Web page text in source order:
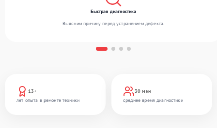
13+
лет опыта в ремонте техники
30 мин
среднее время диагностики
Быстрая диагностика
Выясним причину перед устранением дефекта.